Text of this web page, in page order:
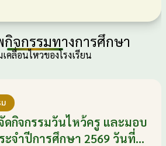
จกรรมทางการศึกษา
คลื่อนไหวของโรงเรียน
จัดกิจกรรมวันไหว้ครู และมอบ
จำปีการศึกษา 2569 วันที่